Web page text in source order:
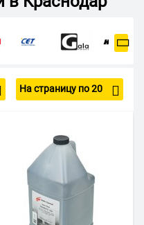
На страницу по 20